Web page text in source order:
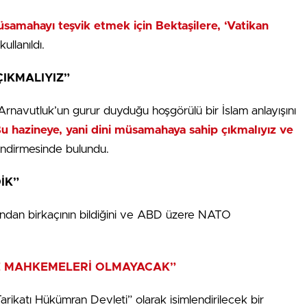
teşvik etmek için Bektaşilere, ‘Vatikan
gurur duyduğu hoşgörülü bir İslam anlayışını
hazineye, yani dini müsamahaya sahip çıkmalıyız ve
bulundu.
birkaçının bildiğini ve ABD üzere NATO
OLMAYACAK”
Hükümran Devleti” olarak isimlendirilecek bir